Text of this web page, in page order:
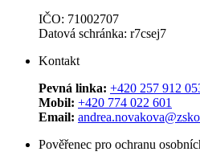
IČO: 71002707
Datová schránka: r7csej7
Kontakt
Pevná linka: +420 257 912
Mobil: +420 774 022 601
Email:
Pověřenec pro ochranu